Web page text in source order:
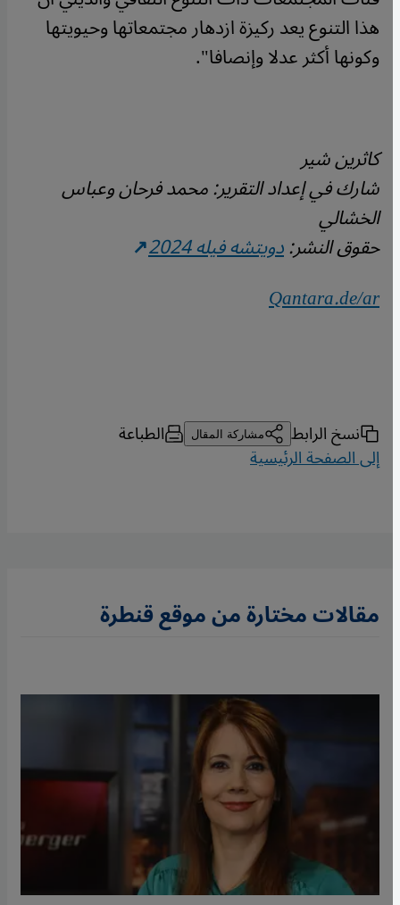
هذا التنوع يعد ركيزة ازدهار مجتمعاتها وحيويتها
وكونها أكثر عدلا وإنصافا".
كاثرين شير
شارك في إعداد التقرير: محمد فرحان وعباس
الخشالي
حقوق النشر:دويتشه فيله 2024
Qantara.de/ar
نسخ الرابط مشاركة المقال الطباعة
إلى الصفحة الرئيسية
مقالات مختارة من موقع قنطرة